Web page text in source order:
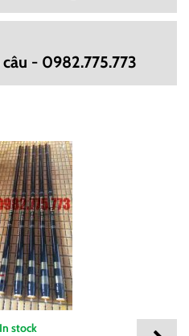
- 0982.775.773
In stock